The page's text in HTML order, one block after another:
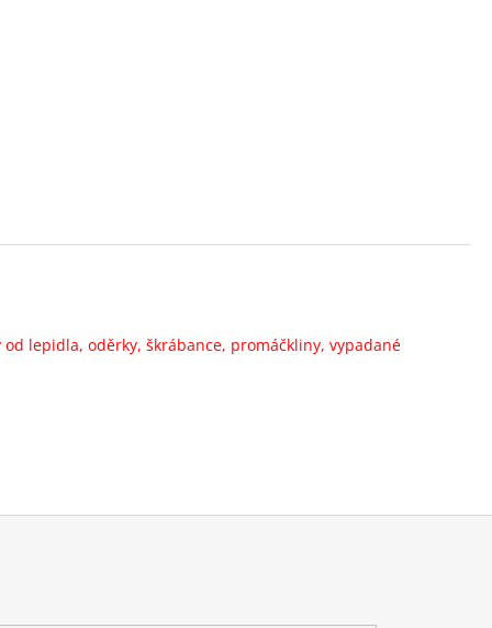
lepidla, oděrky, škrábance, promáčkliny, vypadané